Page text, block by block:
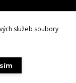
služeb soubory